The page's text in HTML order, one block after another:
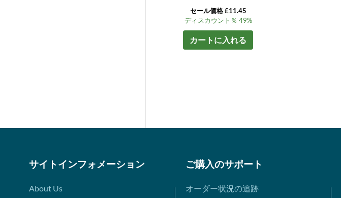
セール価格 £11.45
ディスカウント％ 49%
カートに入れる
サイトインフォメーション
About Us
ご購入のサポート
オーダー状況の追跡